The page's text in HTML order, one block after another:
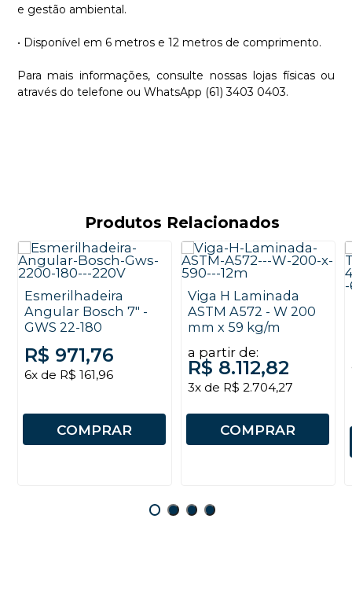
e gestão ambiental.
• Disponível em 6 metros e 12 metros de comprimento.
Para mais informações, consulte nossas lojas físicas ou
através do telefone ou WhatsApp (61) 3403 0403.
Produtos Relacionados
Esmerilhadeira
Angular Bosch 7" -
GWS 22-180
R$ 971,76
6x de R$ 161,96
COMPRAR
Viga H Laminada
ASTM A572 - W 200
mm x 59 kg/m
a partir de:
R$ 8.112,82
3x de R$ 2.704,27
COMPRAR